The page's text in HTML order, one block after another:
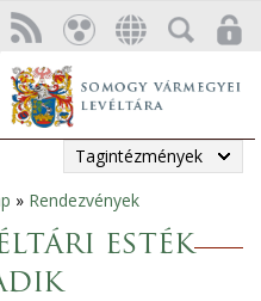
Tagintézmények
» Rendezvények
esték